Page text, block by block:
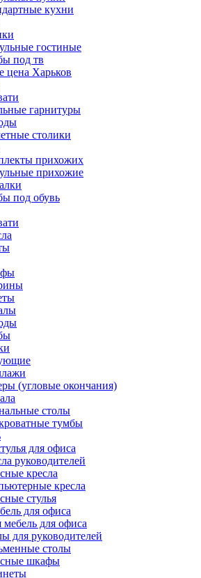
кухни
гостиные
под тв
цена Харьков
гарнитуры
столики
прихожих
прихожие
под обувь
(угловые окончания)
столы
тумбы
для офиса
руководителей
кресла
кресла
стулья
для офиса
мебель для офиса
для руководителей
столы
шкафы